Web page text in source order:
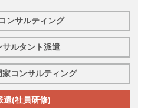
ンサルティング
サルタント派遣
家コンサルティング
遣(社員研修)